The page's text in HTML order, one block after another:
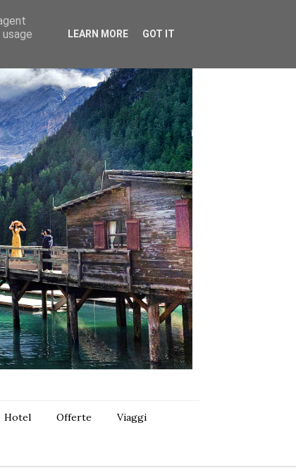
Hotel Offerte Viaggi
LEARN MORE GOT IT